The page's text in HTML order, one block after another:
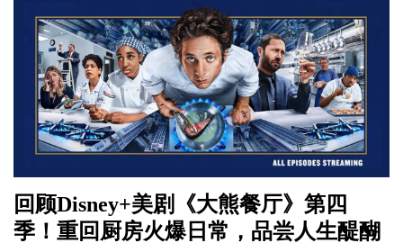
回顾Disney+美剧《大熊餐厅》第四
季！重回厨房火爆日常，品尝人生醍醐